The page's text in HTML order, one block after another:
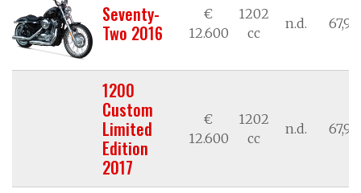
Seventy-
Two 2016
€
12.600
1202
cc
n.d.
1200
Custom
Limited
Edition
2017
€
12.600
1202
cc
n.d.